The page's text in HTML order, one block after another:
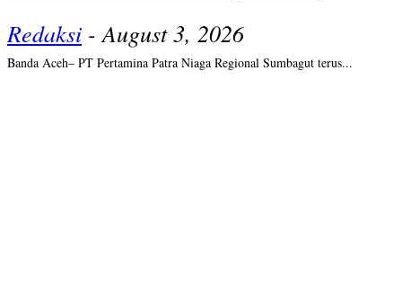
Redaksi - August 3, 2026
Banda Aceh– PT Pertamina Patra Niaga Regional Sumbagut terus...